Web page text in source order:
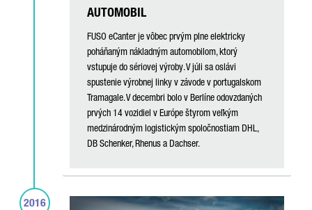
AUTOMOBIL
FUSO eCanter je vôbec prvým plne elektricky
poháňaným nákladným automobilom, ktorý
vstupuje do sériovej výroby. V júli sa oslávi
spustenie výrobnej linky v závode v portugalskom
Tramagale. V decembri bolo v Berlíne odovzdaných
prvých 14 vozidiel v Európe štyrom veľkým
medzinárodným logistickým spoločnostiam DHL,
DB Schenker, Rhenus a Dachser.
2016